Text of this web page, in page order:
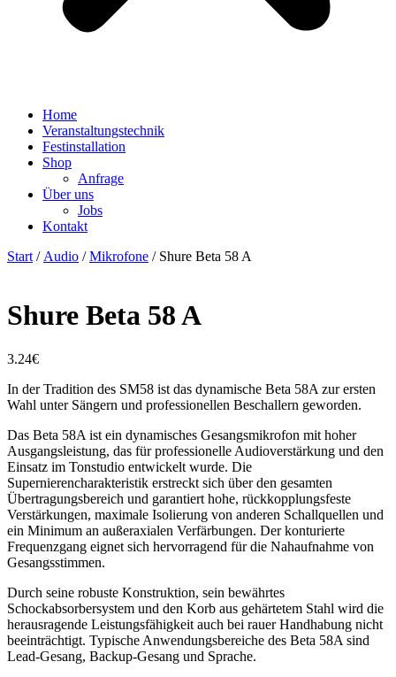
Home
Veranstaltungstechnik
Festinstallation
Shop
Anfrage
Über uns
Jobs
Kontakt
Start / Audio /Mikrofone / Shure Beta 58 A
Shure Beta 58 A
3.24€
In der Tradition des SM58 ist das dynamische Beta 58A zur ersten
Wahl unter Sängern und professionellen Beschallern geworden.
Das Beta 58A ist ein dynamisches Gesangsmikrofon mit hoher
Ausgangsleistung, das für professionelle Audioverstärkung und den
Einsatz im Tonstudio entwickelt wurde. Die
Supernierencharakteristik erstreckt sich über den gesamten
Übertragungsbereich und garantiert hohe, rückkopplungsfeste
Verstärkungen, maximale Isolierung von anderen Schallquellen und
ein Minimum an außeraxialen Verfärbungen. Der konturierte
Frequenzgang eignet sich hervorragend für die Nahaufnahme von
Gesangsstimmen.
Durch seine robuste Konstruktion, sein bewährtes
Schockabsorbersystem und den Korb aus gehärtetem Stahl wird die
herausragende Leistungsfähigkeit auch bei rauer Handhabung nicht
beeinträchtigt. Typische Anwendungsbereiche des Beta 58A sind
Lead-Gesang, Backup-Gesang und Sprache.